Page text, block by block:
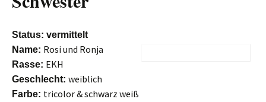
Status: vermittelt
Name: Rosi und Ronja
Rasse: EKH
Geschlecht: weiblich
Farbe: tricolor & schwarz weiß